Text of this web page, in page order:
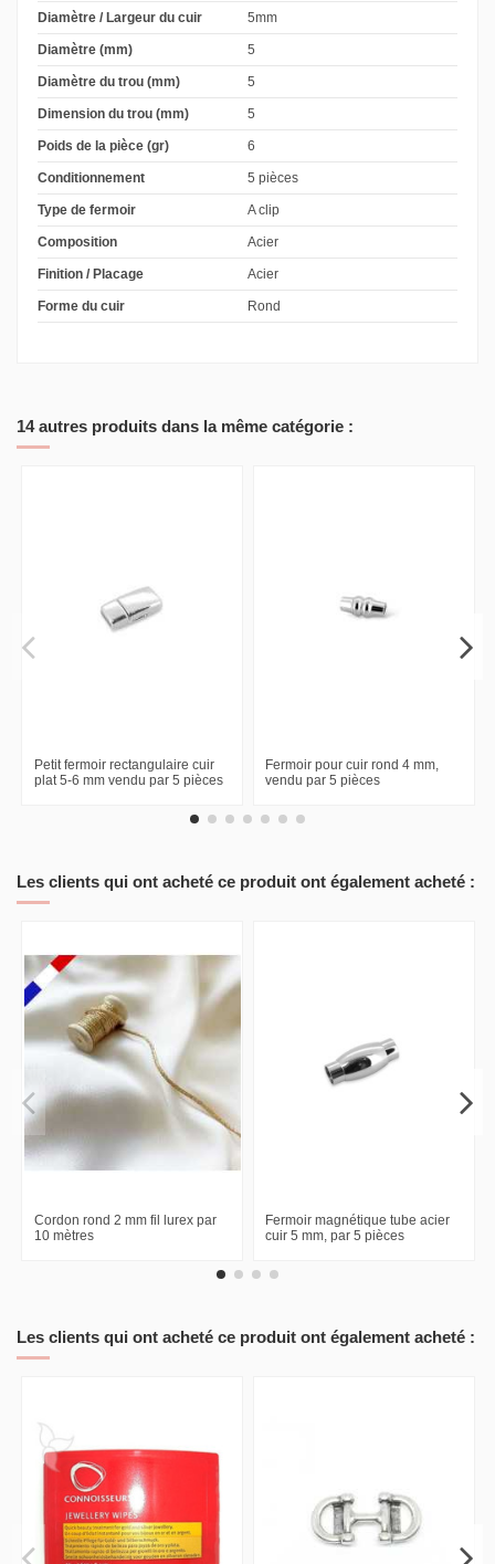
Diamètre / Largeur du cuir 5mm
Diamètre (mm) 5
Diamètre du trou (mm) 5
Dimension du trou (mm) 5
Poids de la pièce (gr) 6
Conditionnement 5 pièces
Type de fermoir A clip
Composition Acier
Finition / Placage Acier
Forme du cuir Rond
14 autres produits dans la même catégorie :
Petit fermoir rectangulaire cuir
plat 5-6 mm vendu par 5 pièces
Fermoir pour cuir rond 4 mm,
vendu par 5 pièces
Les clients qui ont acheté ce produit ont également acheté :
Cordon rond 2 mm fil lurex par
10 mètres
Fermoir magnétique tube acier
cuir 5 mm, par 5 pièces
Les clients qui ont acheté ce produit ont également acheté :